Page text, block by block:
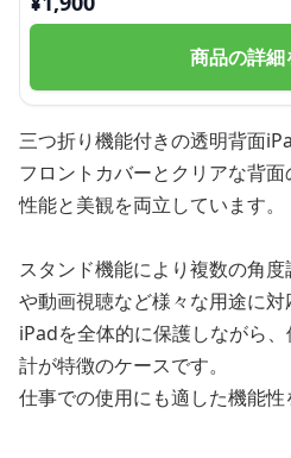
商品の詳細
三つ折り機能付きの透明背面
フロントカバーとクリアな背
性能と美観を両立しています。
スタンド機能により複数の角
や動画視聴など様々な用途に対
iPadを全体的に保護しながら
計が特徴のケースです。
仕事での使用にも適した機能性